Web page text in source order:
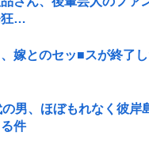
狂…
、嫁とのセッ■スが終了
の男、ほぼもれなく彼岸
件